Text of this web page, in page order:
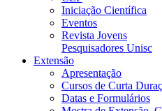
Iniciação Científica
Eventos
Revista Jovens
Pesquisadores Unisc
Extensão
Apresentação
Cursos de Curta
Datas e Formulários